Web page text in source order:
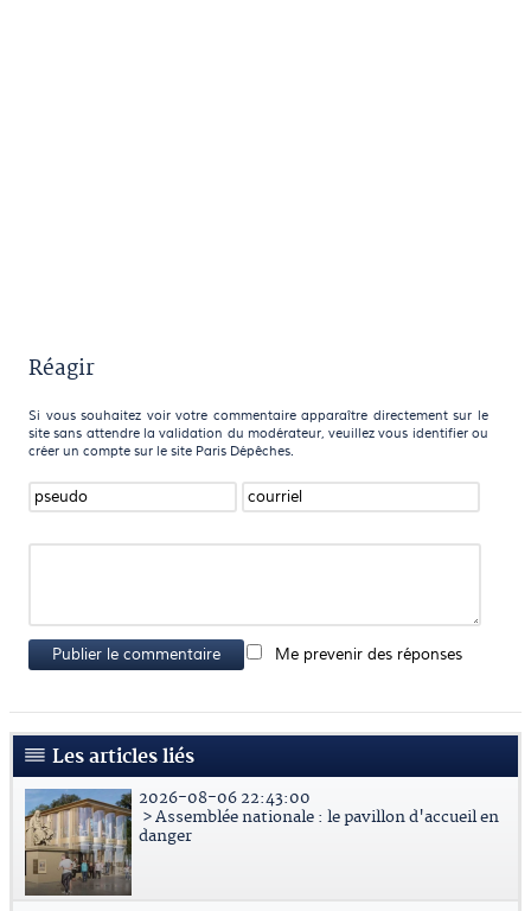
Réagir
Si vous souhaitez voir votre commentaire apparaître directement sur le
site sans attendre la validation du modérateur, veuillez vous identifier ou
créer un compte sur le site Paris Dépêches.
Publier le commentaire Me prevenir des réponses
Les articles liés
2026-08-06 22:43:00
> Assemblée nationale : le pavillon d'accueil en
danger